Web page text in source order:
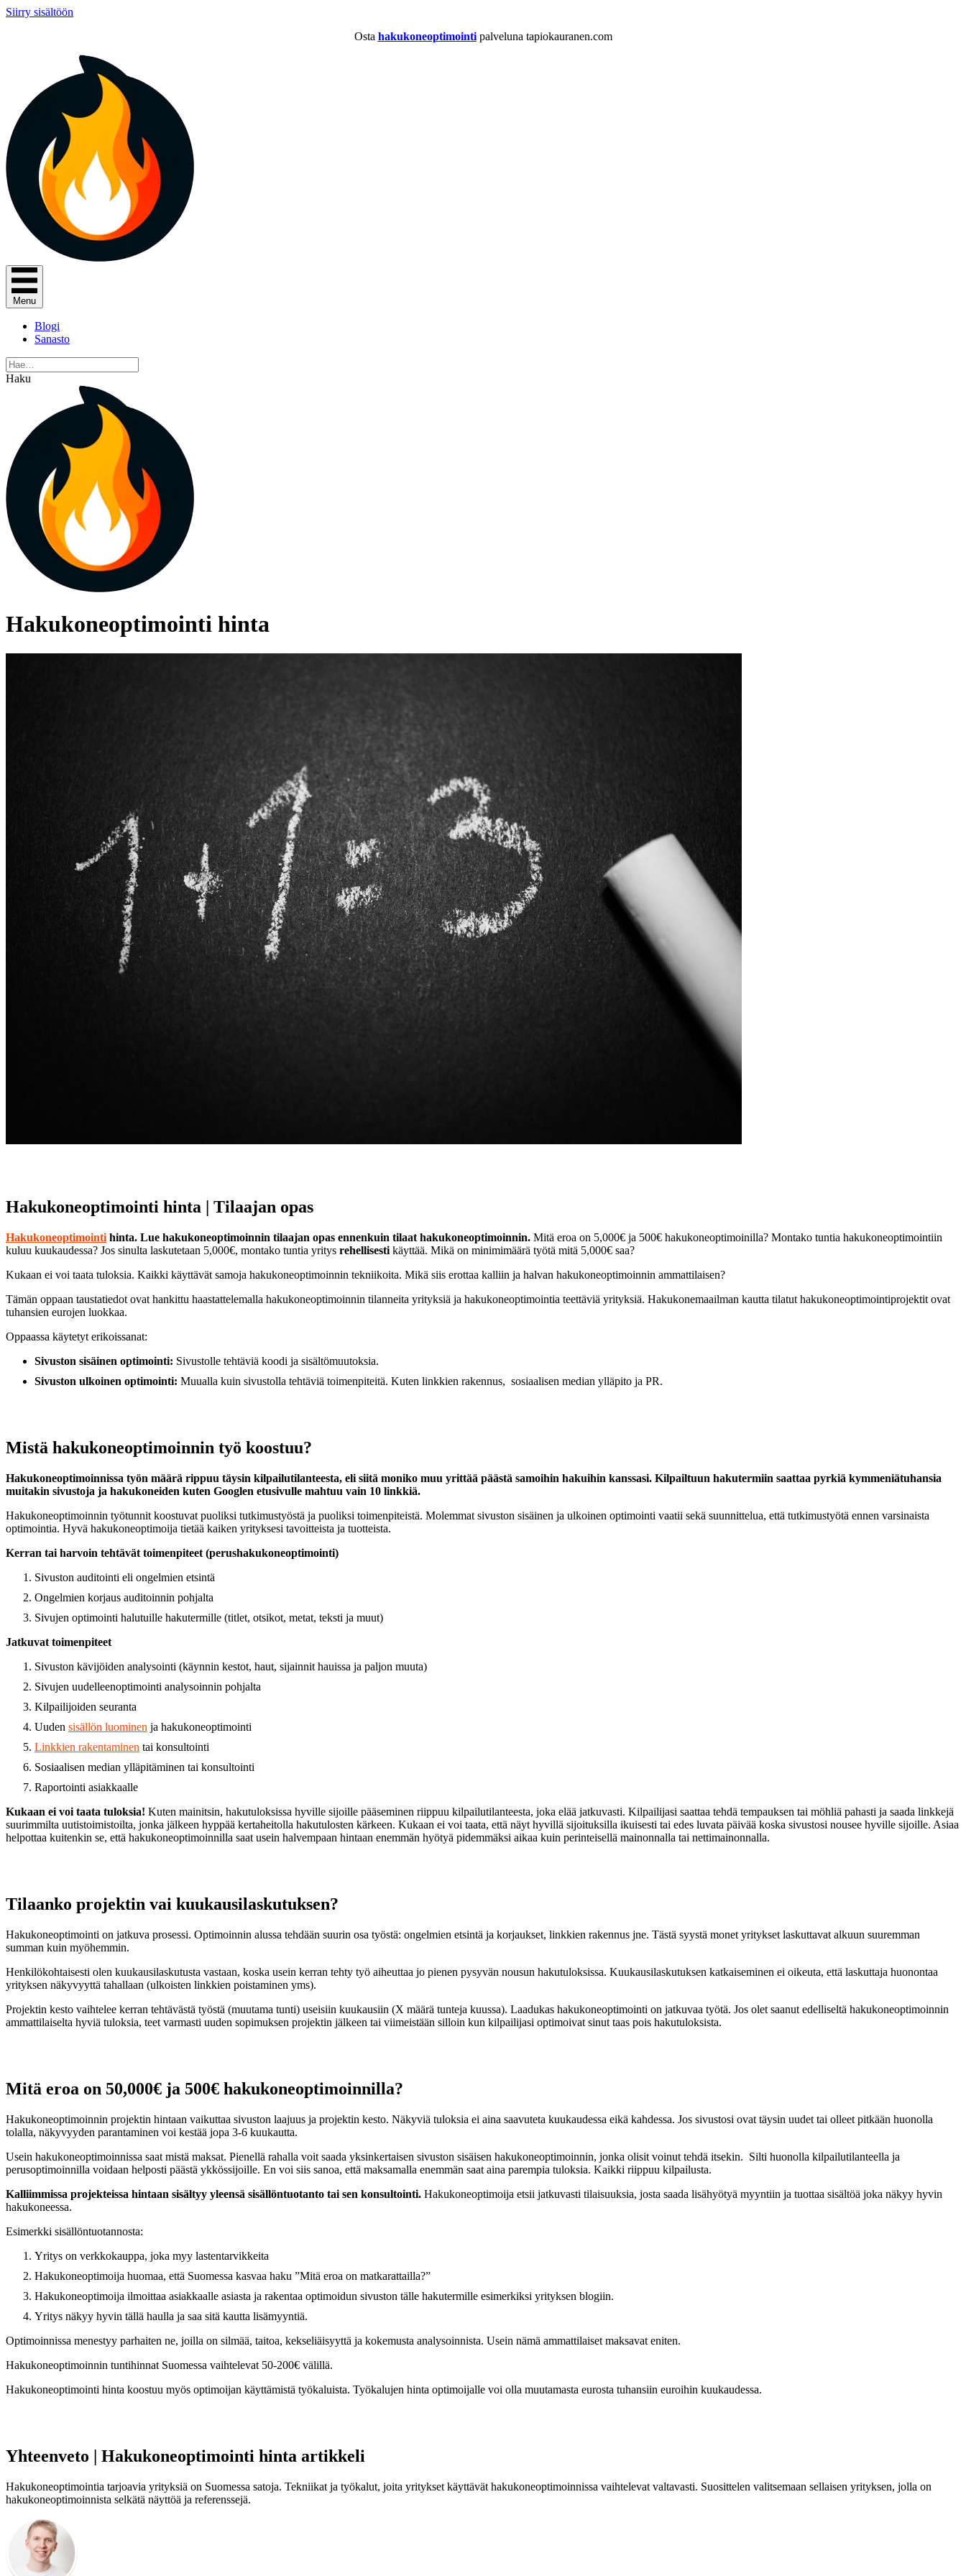
Siirry sisältöön
Osta hakukoneoptimointi palveluna tapiokauranen.com
Menu
Blogi
Sanasto
Haku
Hakukoneoptimointi hinta
Hakukoneoptimointi hinta | Tilaajan opas
Hakukoneoptimointi hinta. Lue hakukoneoptimoinnin tilaajan opas ennenkuin tilaat hakukoneoptimoinnin. Mitä eroa on 5,000€ ja 500€ hakukoneoptimoinilla? Montako tuntia hakukoneoptimointiin
kuluu kuukaudessa? Jos sinulta laskutetaan 5,000€, montako tuntia yritys rehellisesti käyttää. Mikä on minimimäärä työtä mitä 5,000€ saa?
Kukaan ei voi taata tuloksia. Kaikki käyttävät samoja hakukoneoptimoinnin tekniikoita. Mikä siis erottaa kalliin ja halvan hakukoneoptimoinnin ammattilaisen?
Tämän oppaan taustatiedot ovat hankittu haastattelemalla hakukoneoptimoinnin tilanneita yrityksiä ja hakukoneoptimointia teettäviä yrityksiä. Hakukonemaailman kautta tilatut hakukoneoptimointiprojektit ovat
tuhansien eurojen luokkaa.
Oppaassa käytetyt erikoissanat:
Sivuston sisäinen optimointi: Sivustolle tehtäviä koodi ja sisältömuutoksia.
Sivuston ulkoinen optimointi: Muualla kuin sivustolla tehtäviä toimenpiteitä. Kuten linkkien rakennus, sosiaalisen median ylläpito ja PR.
Mistä hakukoneoptimoinnin työ koostuu?
Hakukoneoptimoinnissa työn määrä rippuu täysin kilpailutilanteesta, eli siitä moniko muu yrittää päästä samoihin hakuihin kanssasi. Kilpailtuun hakutermiin saattaa pyrkiä kymmeniätuhansia
muitakin sivustoja ja hakukoneiden kuten Googlen etusivulle mahtuu vain 10 linkkiä.
Hakukoneoptimoinnin työtunnit koostuvat puoliksi tutkimustyöstä ja puoliksi toimenpiteistä. Molemmat sivuston sisäinen ja ulkoinen optimointi vaatii sekä suunnittelua, että tutkimustyötä ennen varsinaista
optimointia. Hyvä hakukoneoptimoija tietää kaiken yrityksesi tavoitteista ja tuotteista.
Kerran tai harvoin tehtävät toimenpiteet (perushakukoneoptimointi)
Sivuston auditointi eli ongelmien etsintä
Ongelmien korjaus auditoinnin pohjalta
Sivujen optimointi halutuille hakutermille (titlet, otsikot, metat, teksti ja muut)
Jatkuvat toimenpiteet
Sivuston kävijöiden analysointi (käynnin kestot, haut, sijainnit hauissa ja paljon muuta)
Sivujen uudelleenoptimointi analysoinnin pohjalta
Kilpailijoiden seuranta
Uuden sisällön luominen ja hakukoneoptimointi
Linkkien rakentaminen tai konsultointi
Sosiaalisen median ylläpitäminen tai konsultointi
Raportointi asiakkaalle
Kukaan ei voi taata tuloksia! Kuten mainitsin, hakutuloksissa hyville sijoille pääseminen riippuu kilpailutilanteesta, joka elää jatkuvasti. Kilpailijasi saattaa tehdä tempauksen tai möhliä pahasti ja saada linkkejä
suurimmilta uutistoimistoilta, jonka jälkeen hyppää kertaheitolla hakutulosten kärkeen. Kukaan ei voi taata, että näyt hyvillä sijoituksilla ikuisesti tai edes luvata päivää koska sivustosi nousee hyville sijoille. Asiaa
helpottaa kuitenkin se, että hakukoneoptimoinnilla saat usein halvempaan hintaan enemmän hyötyä pidemmäksi aikaa kuin perinteisellä mainonnalla tai nettimainonnalla.
Tilaanko projektin vai kuukausilaskutuksen?
Hakukoneoptimointi on jatkuva prosessi. Optimoinnin alussa tehdään suurin osa työstä: ongelmien etsintä ja korjaukset, linkkien rakennus jne. Tästä syystä monet yritykset laskuttavat alkuun suuremman
summan kuin myöhemmin.
Henkilökohtaisesti olen kuukausilaskutusta vastaan, koska usein kerran tehty työ aiheuttaa jo pienen pysyvän nousun hakutuloksissa. Kuukausilaskutuksen katkaiseminen ei oikeuta, että laskuttaja huonontaa
yrityksen näkyvyyttä tahallaan (ulkoisten linkkien poistaminen yms).
Projektin kesto vaihtelee kerran tehtävästä työstä (muutama tunti) useisiin kuukausiin (X määrä tunteja kuussa). Laadukas hakukoneoptimointi on jatkuvaa työtä. Jos olet saanut edelliseltä hakukoneoptimoinnin
ammattilaiselta hyviä tuloksia, teet varmasti uuden sopimuksen projektin jälkeen tai viimeistään silloin kun kilpailijasi optimoivat sinut taas pois hakutuloksista.
Mitä eroa on 50,000€ ja 500€ hakukoneoptimoinnilla?
Hakukoneoptimoinnin projektin hintaan vaikuttaa sivuston laajuus ja projektin kesto. Näkyviä tuloksia ei aina saavuteta kuukaudessa eikä kahdessa. Jos sivustosi ovat täysin uudet tai olleet pitkään huonolla
tolalla, näkyvyyden parantaminen voi kestää jopa 3-6 kuukautta.
Usein hakukoneoptimoinnissa saat mistä maksat. Pienellä rahalla voit saada yksinkertaisen sivuston sisäisen hakukoneoptimoinnin, jonka olisit voinut tehdä itsekin. Silti huonolla kilpailutilanteella ja
perusoptimoinnilla voidaan helposti päästä ykkössijoille. En voi siis sanoa, että maksamalla enemmän saat aina parempia tuloksia. Kaikki riippuu kilpailusta.
Kalliimmissa projekteissa hintaan sisältyy yleensä sisällöntuotanto tai sen konsultointi. Hakukoneoptimoija etsii jatkuvasti tilaisuuksia, josta saada lisähyötyä myyntiin ja tuottaa sisältöä joka näkyy hyvin
hakukoneessa.
Esimerkki sisällöntuotannosta:
Yritys on verkkokauppa, joka myy lastentarvikkeita
Hakukoneoptimoija huomaa, että Suomessa kasvaa haku ”Mitä eroa on matkarattailla?”
Hakukoneoptimoija ilmoittaa asiakkaalle asiasta ja rakentaa optimoidun sivuston tälle hakutermille esimerkiksi yrityksen blogiin.
Yritys näkyy hyvin tällä haulla ja saa sitä kautta lisämyyntiä.
Optimoinnissa menestyy parhaiten ne, joilla on silmää, taitoa, kekseliäisyyttä ja kokemusta analysoinnista. Usein nämä ammattilaiset maksavat eniten.
Hakukoneoptimoinnin tuntihinnat Suomessa vaihtelevat 50-200€ välillä.
Hakukoneoptimointi hinta koostuu myös optimoijan käyttämistä työkaluista. Työkalujen hinta optimoijalle voi olla muutamasta eurosta tuhansiin euroihin kuukaudessa.
Yhteenveto | Hakukoneoptimointi hinta artikkeli
Hakukoneoptimointia tarjoavia yrityksiä on Suomessa satoja. Tekniikat ja työkalut, joita yritykset käyttävät hakukoneoptimoinnissa vaihtelevat valtavasti. Suosittelen valitsemaan sellaisen yrityksen, jolla on
hakukoneoptimoinnista selkätä näyttöä ja referenssejä.